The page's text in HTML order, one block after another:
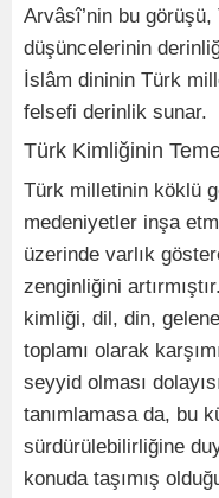
Arvâsî’nin bu
düşüncelerinin
İslâm dininin Türk
felsefi derinlik sunar.
Türk Kimliğinin
Türk milletinin köklü
medeniyetler inşa
üzerinde varlık
zenginliğini
kimliği, dil, din,
toplamı olarak
seyyid olması
tanımlamasa da, bu
sürdürülebilirliğine
konuda taşımış